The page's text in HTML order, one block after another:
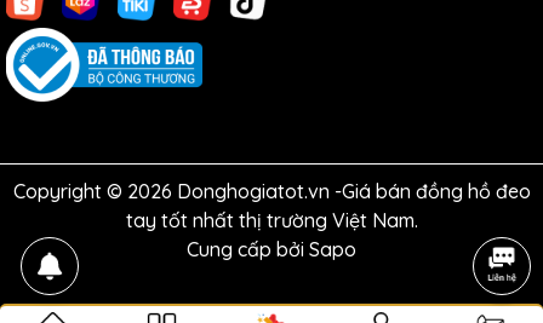
Copyright © 2026 Donghogiatot.vn -Giá bán đồng hồ đeo
tay tốt nhất thị trường Việt Nam.
Cung cấp bởi Sapo